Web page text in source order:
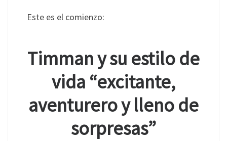
Este es el comienzo:
Timman y su estilo de
vida “excitante,
aventurero y lleno de
sorpresas”